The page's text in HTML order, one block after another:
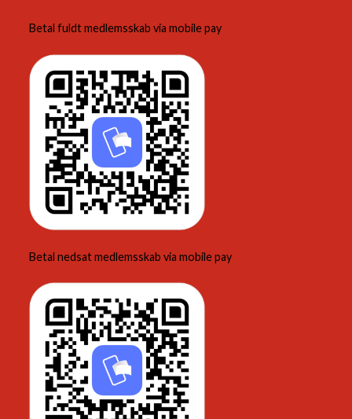
Betal fuldt medlemsskab via mobile pay
Betal nedsat medlemsskab via mobile pay